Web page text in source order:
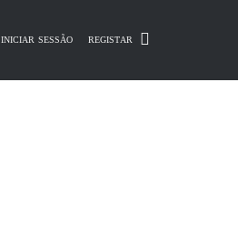
INICIAR SESSÃO REGISTAR